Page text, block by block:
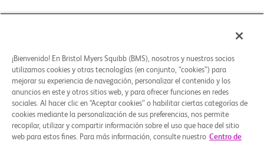
mantenga un contacto adecuado (alrededor
el cumplimiento con el medicamento y dar su consentimiento para
participar tanto en sus propias actividades como en las
  - Los participantes que reciben inhibidores de la
acetilcolinaesterasa (AChEI) y/o memantina deben
haber recibido una dosis estable durante al menos 12 semanas
antes de la selección y aceptar mantener
esta dosis estable durante todo el estudio.
STUDY CONNECT
ACERCA DE
¿NECESITA AYUDA?
¡Bienvenido! En Bristol Myers Squibb (BMS), nosotros y nuestros socios
utilizamos cookies y otras tecnologías (en conjunto, “cookies”) para
mejorar su experiencia de navegación, personalizar el contenido y los
anuncios en este y otros sitios web, y para ofrecer funciones en redes
sociales. Al hacer clic en “Aceptar cookies” o habilitar ciertas categorías de
cookies mediante la personalización de sus preferencias, nos permite
recopilar, utilizar y compartir información sobre el uso que hace del sitio
web para estos fines. Para más información, consulte nuestro Centro de